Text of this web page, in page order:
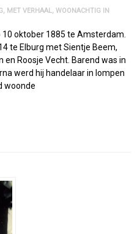
, MET VERHAAL, WOONACHTIG IN
oktober 1885 te Amsterdam.
te Elburg met Sientje Beem,
en Roosje Vecht. Barend was in
werd hij handelaar in lompen
woonde